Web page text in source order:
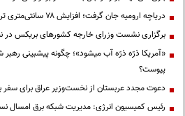
دریاچه ارومیه جان گرفت؛ افزایش ۷۸ سانتی‌متری تراز
برگزاری نشست وزرای خارجه کشورهای بریکس در
«آمریکا ذرّه ذرّه آب میشود»؛ چگونه پیشبینی رهبر
پیوست؟
دعوت مجدد عربستان از نخست‌وزیر عراق برای سفر
رئیس کمیسیون انرژی: مدیریت شبکه برق امسال